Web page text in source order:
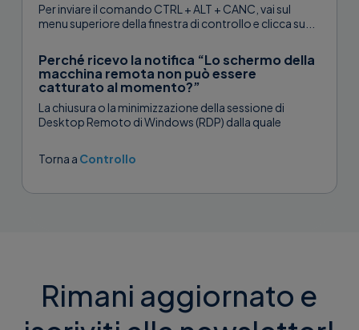
Per inviare il comando CTRL + ALT + CANC, vai sul
menu superiore della finestra di controllo e clicca su...
Perché ricevo la notifica “Lo schermo della
macchina remota non può essere
catturato al momento?”
La chiusura o la minimizzazione della sessione di
Desktop Remoto di Windows (RDP) dalla quale
Torna a Controllo
Rimani aggiornato e